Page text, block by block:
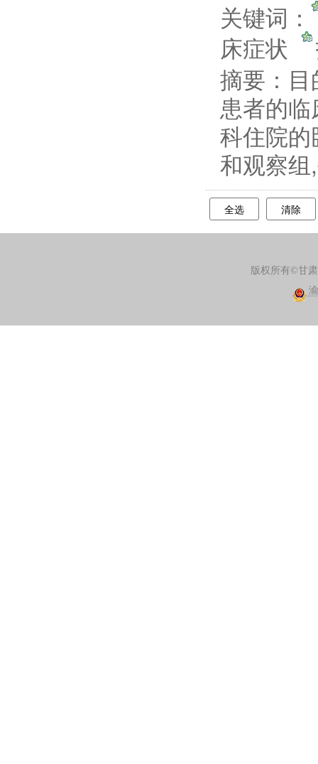
关键词：
床症状
摘要：
患者的
科住院
和观察
全选 清除
版权所有©甘